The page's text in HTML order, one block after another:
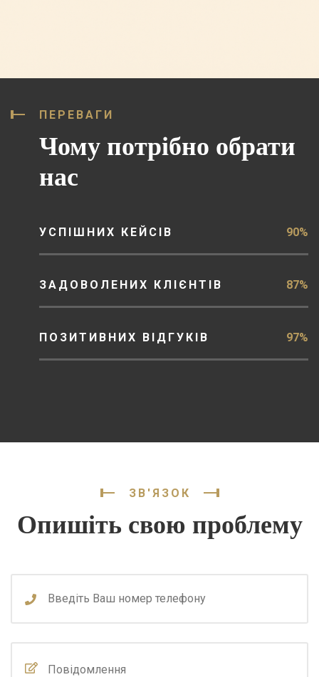
ПЕРЕВАГИ
Чому потрібно обрати
нас
УСПІШНИХ КЕЙСІВ 90%
ЗАДОВОЛЕНИХ КЛІЄНТІВ 87%
ПОЗИТИВНИХ ВІДГУКІВ 97%
ЗВ'ЯЗОК
Опишіть свою проблему